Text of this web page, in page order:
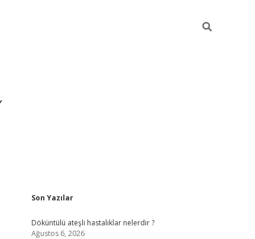
Sidebar
Son Yazılar
Döküntülü ateşli hastalıklar nelerdir ?
Ağustos 6, 2026